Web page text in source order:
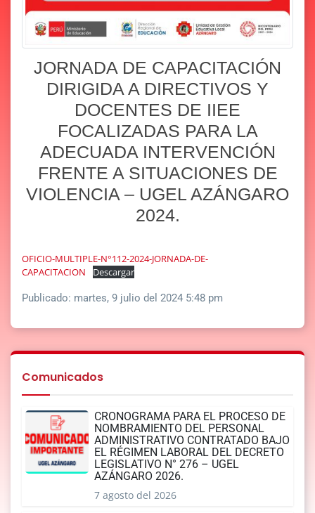
JORNADA DE CAPACITACIÓN
DIRIGIDA A DIRECTIVOS Y
DOCENTES DE IIEE
FOCALIZADAS PARA LA
ADECUADA INTERVENCIÓN
FRENTE A SITUACIONES DE
VIOLENCIA – UGEL AZÁNGARO
2024.
OFICIO-MULTIPLE-N°112-2024-JORNADA-DE-
CAPACITACION
Descargar
Publicado: martes, 9 julio del 2024 5:48 pm
Comunicados
CRONOGRAMA PARA EL PROCESO DE
NOMBRAMIENTO DEL PERSONAL
ADMINISTRATIVO CONTRATADO BAJO
EL RÉGIMEN LABORAL DEL DECRETO
LEGISLATIVO N° 276 – UGEL
AZÁNGARO 2026.
7 agosto del 2026